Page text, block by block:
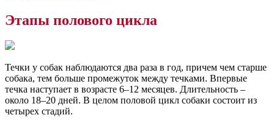
Этапы полового цикла
Течки у собак наблюдаются два раза в год, причем чем старше
собака, тем больше промежуток между течками. Впервые
течка наступает в возрасте 6–12 месяцев. Длительность –
около 18–20 дней. В целом половой цикл собаки состоит из
четырех стадий.